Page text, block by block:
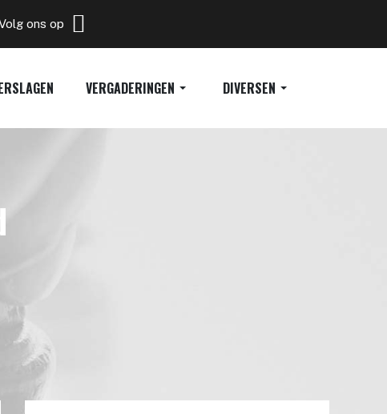
ons op
VERGADERINGEN DIVERSEN